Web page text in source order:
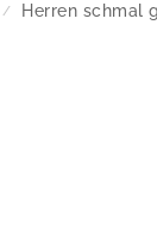
/ Herren schmal